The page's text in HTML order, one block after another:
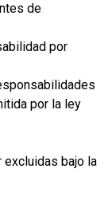
de
por
por la ley
bajo la